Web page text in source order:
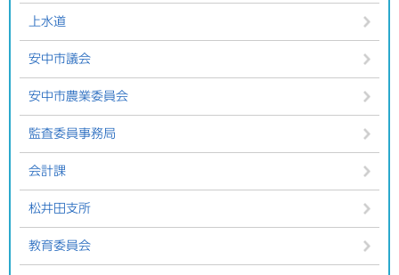
上水道
安中市議会
安中市農業委員会
監査委員事務局
会計課
松井田支所
教育委員会